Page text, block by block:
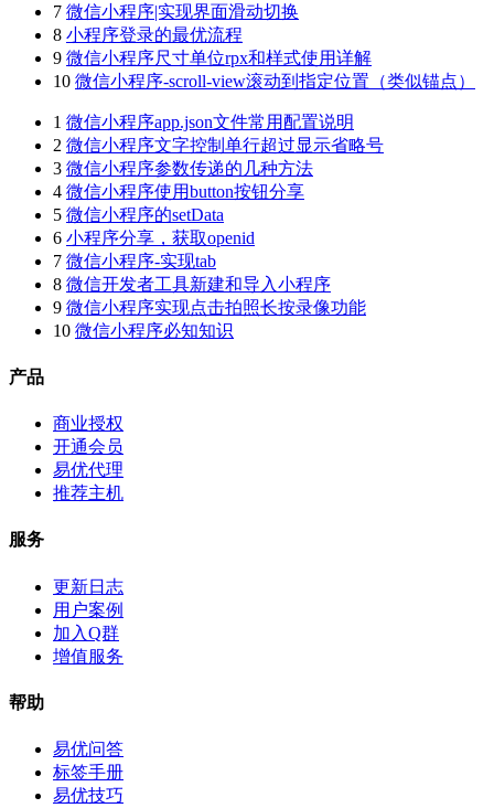
7 微信小程序|实现界面滑动切换
8 小程序登录的最优流程
9 微信小程序尺寸单位rpx和样式使用详解
10 微信小程序-scroll-view滚动到指定位置（类似锚点）
1 微信小程序app.json文件常用配置说明
2 微信小程序文字控制单行超过显示省略号
3 微信小程序参数传递的几种方法
4 微信小程序使用button按钮分享
5 微信小程序的setData
6 小程序分享，获取openid
7 微信小程序-实现tab
8 微信开发者工具新建和导入小程序
9 微信小程序实现点击拍照长按录像功能
10 微信小程序必知知识
产品
商业授权
开通会员
易优代理
推荐主机
服务
更新日志
用户案例
加入Q群
增值服务
帮助
易优问答
标签手册
易优技巧